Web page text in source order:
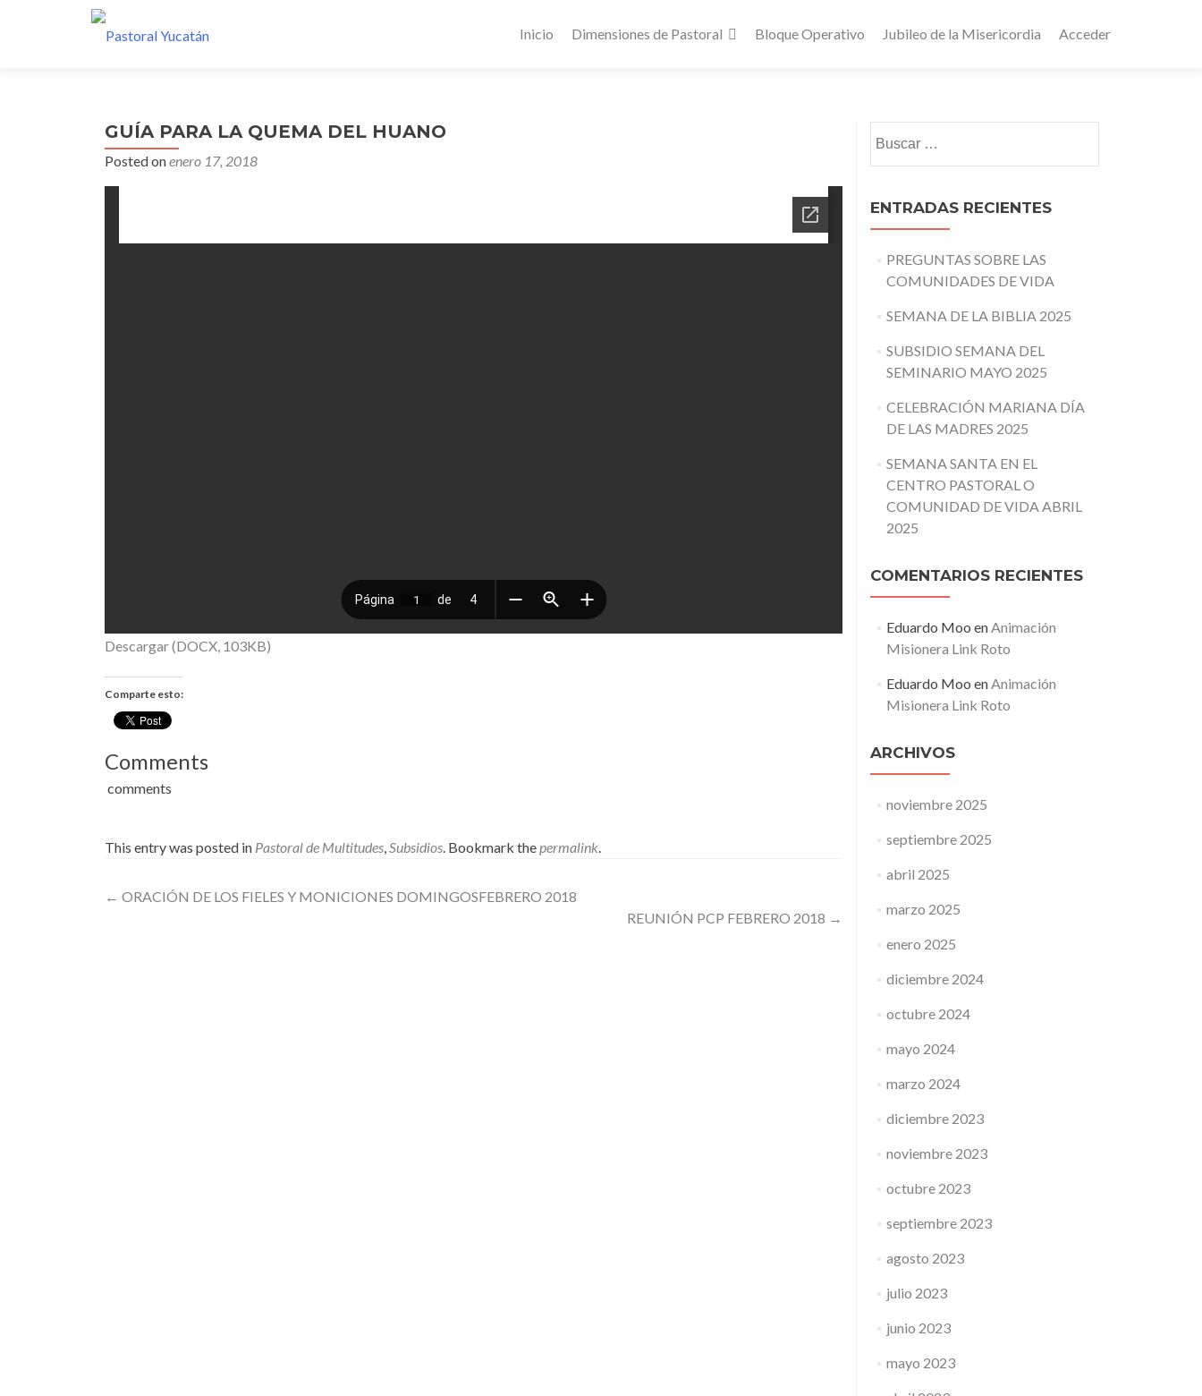
Inicio Dimensiones de Pastoral Bloque Operativo Jubileo de la Misericordia Acceder
GUÍA PARA LA QUEMA DEL HUANO
Posted onenero 17, 2018
Descargar (DOCX, 103KB)
Comparte esto:
Comments
comments
This entry was posted in Pastoral de Multitudes,Subsidios. Bookmark thepermalink.
Post
← ORACIÓN DE LOS FIELES Y MONICIONES DOMINGOSFEBRERO 2018
REUNIÓN PCP FEBRERO 2018 →
ENTRADAS RECIENTES
PREGUNTAS SOBRE LAS
COMUNIDADES DE VIDA
SEMANA DE LA BIBLIA 2025
SUBSIDIO SEMANA DEL
SEMINARIO MAYO 2025
CELEBRACIÓN MARIANA DÍA
DE LAS MADRES 2025
SEMANA SANTA EN EL
CENTRO PASTORAL O
COMUNIDAD DE VIDA ABRIL
2025
COMENTARIOS RECIENTES
Eduardo Moo enAnimación
Misionera Link Roto
Eduardo Moo enAnimación
Misionera Link Roto
ARCHIVOS
noviembre 2025
septiembre 2025
abril 2025
marzo 2025
enero 2025
diciembre 2024
octubre 2024
mayo 2024
marzo 2024
diciembre 2023
noviembre 2023
octubre 2023
septiembre 2023
agosto 2023
julio 2023
junio 2023
mayo 2023